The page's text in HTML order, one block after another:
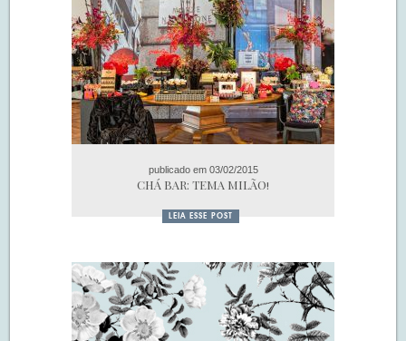
publicado em 03/02/2015
CHÁ BAR: TEMA MILÃO!
LEIA ESSE POST